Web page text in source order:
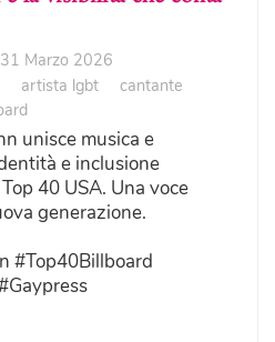
31 Marzo 2026
artista lgbt
cantante
unisce musica e
e inclusione
40 USA. Una voce
generazione.
#Top40Billboard